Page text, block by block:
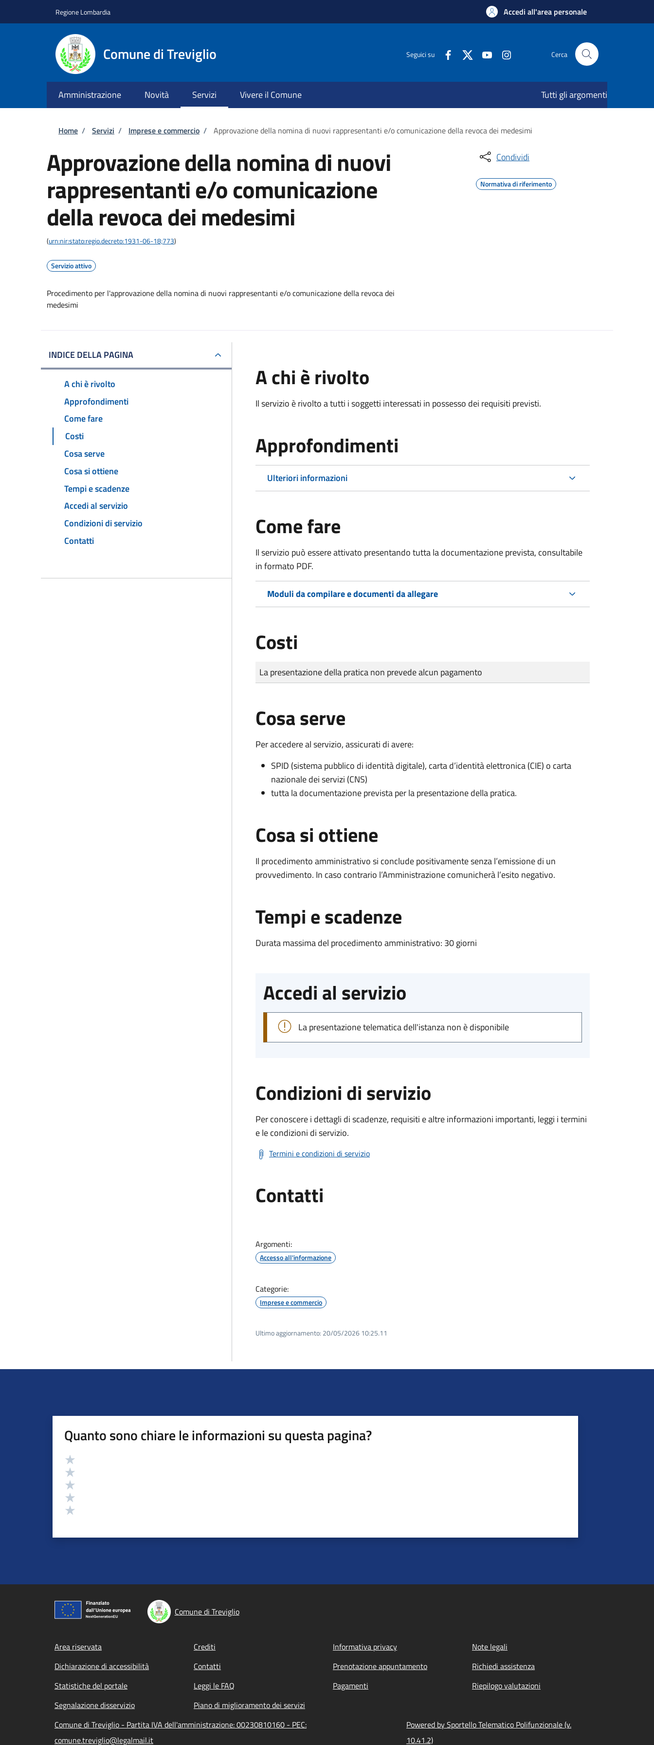
Regione Lombardia Accedi all'area personale
Comune di Treviglio Seguici su Cerca
Amministrazione Novità Servizi Vivere il Comune Tutti gli argomenti
Briciole di pane
Home / Servizi / Imprese e commercio / Approvazione della nomina di nuovi rappresentanti e/o comunicazione della revoca dei medesimi
Approvazione della nomina di nuovi
rappresentanti e/o comunicazione
della revoca dei medesimi
(urn:nir:stato:regio.decreto:1931-06-18;773)
Servizio attivo
Procedimento per l'approvazione della nomina di nuovi rappresentanti e/o comunicazione della revoca dei
medesimi
Condividi
Normativa di riferimento
INDICE DELLA PAGINA
A chi è rivolto
Approfondimenti
Come fare
Costi
Cosa serve
Cosa si ottiene
Tempi e scadenze
Accedi al servizio
Condizioni di servizio
Contatti
A chi è rivolto
Il servizio è rivolto a tutti i soggetti interessati in possesso dei requisiti previsti.
Approfondimenti
Ulteriori informazioni
Come fare
Il servizio può essere attivato presentando tutta la documentazione prevista, consultabile
in formato PDF.
Moduli da compilare e documenti da allegare
Costi
Tipo di pagamento
Importo
La presentazione della pratica non prevede alcun pagamento
Cosa serve
Per accedere al servizio, assicurati di avere:
SPID (sistema pubblico di identità digitale), carta d’identità elettronica (CIE) o carta
nazionale dei servizi (CNS)
tutta la documentazione prevista per la presentazione della pratica.
Cosa si ottiene
Il procedimento amministrativo si conclude positivamente senza l’emissione di un
provvedimento. In caso contrario l’Amministrazione comunicherà l’esito negativo.
Tempi e scadenze
Durata massima del procedimento amministrativo: 30 giorni
Accedi al servizio
La presentazione telematica dell'istanza non è disponibile
Condizioni di servizio
Per conoscere i dettagli di scadenze, requisiti e altre informazioni importanti, leggi i termini
e le condizioni di servizio.
Termini e condizioni di servizio
Contatti
Argomenti:
Accesso all'informazione
Categorie:
Imprese e commercio
Ultimo aggiornamento: 20/05/2026 10:25.11
Quanto sono chiare le informazioni su questa pagina?
Valutazione
Comune di Treviglio
Footer menu
Area riservata Crediti Informativa privacy
Note legali
Dichiarazione di accessibilità
Contatti Prenotazione appuntamento
Richiedi assistenza
Statistiche del portale
Leggi le FAQ Pagamenti
Riepilogo valutazioni
Segnalazione disservizio
Piano di miglioramento dei servizi
Comune di Treviglio - Partita IVA dell'amministrazione: 00230810160 - PEC:
comune.treviglio@legalmail.it
Powered by Sportello Telematico Polifunzionale (v.
10.41.2)